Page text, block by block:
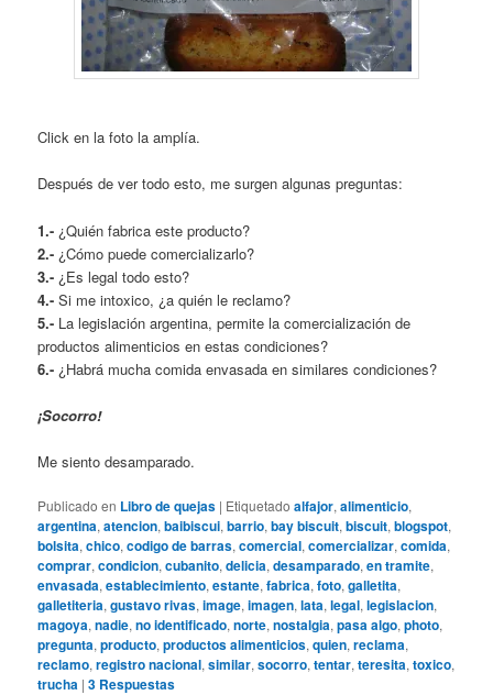
Click en la foto la amplía.
Después de ver todo esto, me surgen algunas preguntas:
1.- ¿Quién fabrica este producto?
2.- ¿Cómo puede comercializarlo?
3.- ¿Es legal todo esto?
4.- Si me intoxico, ¿a quién le reclamo?
5.- La legislación argentina, permite la comercialización de
productos alimenticios en estas condiciones?
6.- ¿Habrá mucha comida envasada en similares condiciones?
¡Socorro!
Me siento desamparado.
Publicado en Libro de quejas | Etiquetado alfajor,alimenticio,
argentina,atencion,baibiscui,barrio,bay biscuit,biscuit,blogspot,
bolsita,chico,codigo de barras,comercial,comercializar,comida,
comprar,condicion,cubanito,delicia,desamparado,en tramite,
envasada,establecimiento,estante,fabrica,foto,galletita,
galletiteria,gustavo rivas,image,imagen,lata,legal,legislacion,
magoya,nadie,no identificado,norte,nostalgia,pasa algo,photo,
pregunta,producto,productos alimenticios,quien,reclama,
reclamo,registro nacional,similar,socorro,tentar,teresita,toxico,
trucha |3 Respuestas